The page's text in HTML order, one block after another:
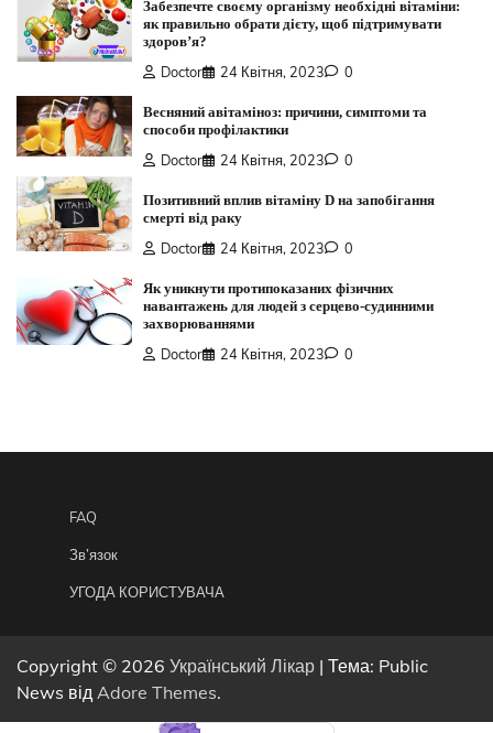
Забезпечте своєму організму необхідні вітаміни:
як правильно обрати дієту, щоб підтримувати
здоров’я?
Doctor 24 Квітня, 2023 0
Весняний авітаміноз: причини, симптоми та
способи профілактики
Doctor 24 Квітня, 2023 0
Позитивний вплив вітаміну D на запобігання
смерті від раку
Doctor 24 Квітня, 2023 0
Як уникнути протипоказаних фізичних
навантажень для людей з серцево-судинними
захворюваннями
Doctor 24 Квітня, 2023 0
FAQ
Зв’язок
УГОДА КОРИСТУВАЧА
Copyright © 2026 Український Лікар | Тема: Public
News від Adore Themes.